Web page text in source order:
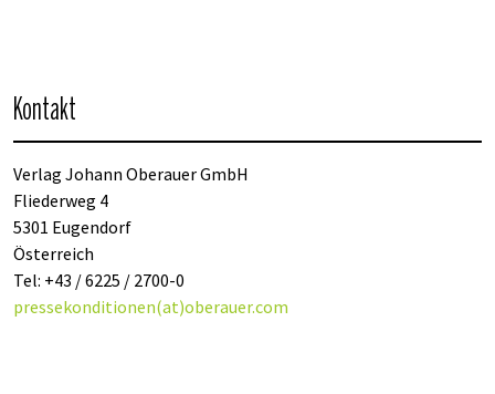
Kontakt
Verlag Johann Oberauer GmbH
Fliederweg 4
5301 Eugendorf
Österreich
Tel: +43 / 6225 / 2700-0
pressekonditionen(at)oberauer.com